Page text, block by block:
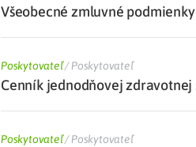
Všeobecné zmluvné
Poskytovateľ/Poskytovateľ
Cenník jednodňovej
Poskytovateľ/Poskytovateľ